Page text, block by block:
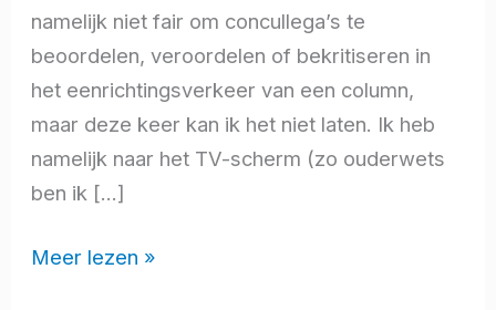
namelijk niet fair om concullega’s te
beoordelen, veroordelen of bekritiseren in
het eenrichtingsverkeer van een column,
maar deze keer kan ik het niet laten. Ik heb
namelijk naar het TV-scherm (zo ouderwets
ben ik […]
Meer lezen »